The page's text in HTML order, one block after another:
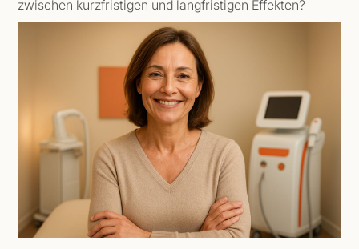
zwischen kurzfristigen und langfristigen Effekten?